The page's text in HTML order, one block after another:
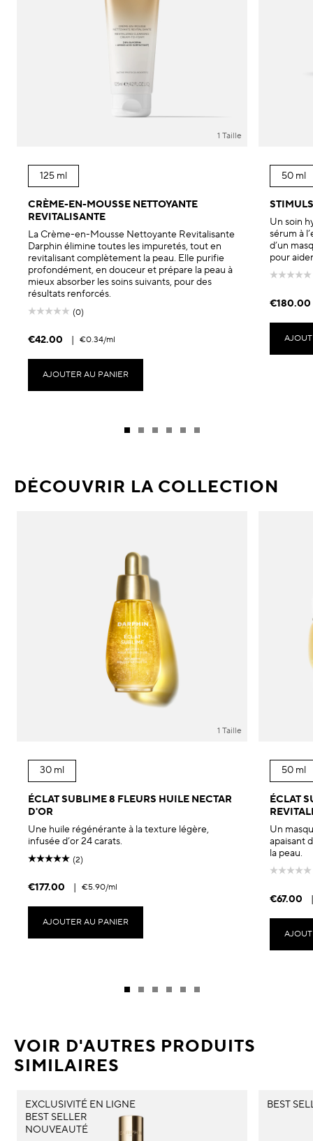
1 Taille
125 ml
CRÈME-EN-MOUSSE NETTOYANTE
REVITALISANTE
La Crème-en-Mousse Nettoyante Revitalisante
Darphin élimine toutes les impuretés, tout en
revitalisant complètement la peau. Elle purifie
profondément, en douceur et prépare la peau à
mieux absorber les soins suivants, pour des
résultats renforcés.
(0)
€42.00 | €0.34/ml
AJOUTER AU PANIER
50 ml
Un soin
sérum à
d’un
pour
€180.00
DÉCOUVRIR LA COLLECTION
1 Taille
30 ml
ÉCLAT SUBLIME 8 FLEURS HUILE NECTAR
D'OR
Une huile régénérante à la texture légère,
infusée d’or 24 carats.
(2)
€177.00 | €5.90/ml
AJOUTER AU PANIER
50 ml
ÉCLAT
Un
apaisant
la peau.
€67.00 |
VOIR D'AUTRES PRODUITS
SIMILAIRES
EXCLUSIVITÉ EN LIGNE
BEST SELLER
NOUVEAUTÉ
BEST